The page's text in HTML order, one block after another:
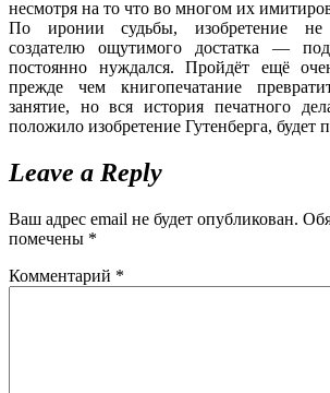
несмотря на то что во многом их
По иронии судьбы, изобретение не
создателю ощутимого достатка —
постоянно нуждался. Пройдёт ещё
прежде чем книгопечатание
занятие, но вся история печатного
положило изобретение Гутенберга, будет
Leave a Reply
Ваш адрес email не будет опубликован.
помечены *
Комментарий *